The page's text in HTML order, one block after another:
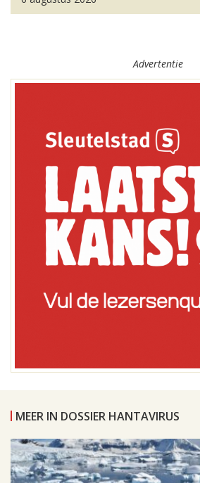
Advertentie
MEER IN DOSSIER HANTAVIRUS